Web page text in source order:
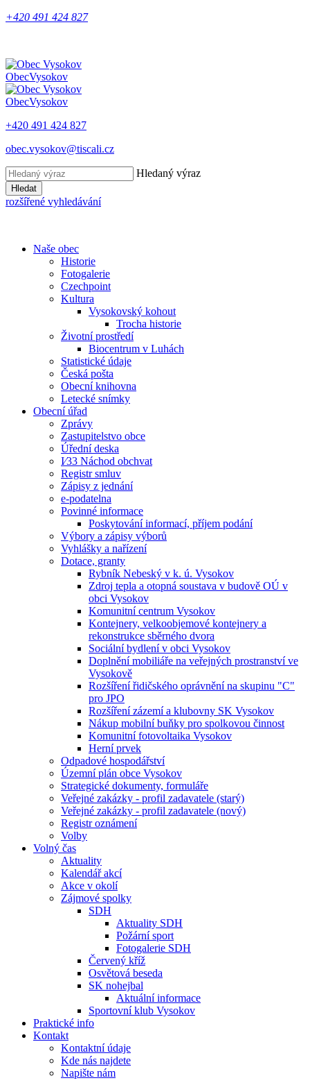
+420 491 424 827
ObecVysokov
ObecVysokov
+420 491 424 827
obec.vysokov@tiscali.cz
Hledaný výraz
Hledat
rozšířené vyhledávání
Naše obec
Historie
Fotogalerie
Czechpoint
Kultura
Vysokovský kohout
Trocha historie
Životní prostředí
Biocentrum v Luhách
Statistické údaje
Česká pošta
Obecní knihovna
Letecké snímky
Obecní úřad
Zprávy
Zastupitelstvo obce
Úřední deska
I⁄33 Náchod obchvat
Registr smluv
Zápisy z jednání
e-podatelna
Povinné informace
Poskytování informací, příjem podání
Výbory a zápisy výborů
Vyhlášky a nařízení
Dotace, granty
Rybník Nebeský v k. ú. Vysokov
Zdroj tepla a otopná soustava v budově OÚ v
obci Vysokov
Komunitní centrum Vysokov
Kontejnery, velkoobjemové kontejnery a
rekonstrukce sběrného dvora
Sociální bydlení v obci Vysokov
Doplnění mobiliáře na veřejných prostranství ve
Vysokově
Rozšíření řidičského oprávnění na skupinu "C"
pro JPO
Rozšíření zázemí a klubovny SK Vysokov
Nákup mobilní buňky pro spolkovou činnost
Komunitní fotovoltaika Vysokov
Herní prvek
Odpadové hospodářství
Územní plán obce Vysokov
Strategické dokumenty, formuláře
Veřejné zakázky - profil zadavatele (starý)
Veřejné zakázky - profil zadavatele (nový)
Registr oznámení
Volby
Volný čas
Aktuality
Kalendář akcí
Akce v okolí
Zájmové spolky
SDH
Aktuality SDH
Požární sport
Fotogalerie SDH
Červený kříž
Osvětová beseda
SK nohejbal
Aktuální informace
Sportovní klub Vysokov
Praktické info
Kontakt
Kontaktní údaje
Kde nás najdete
Napište nám